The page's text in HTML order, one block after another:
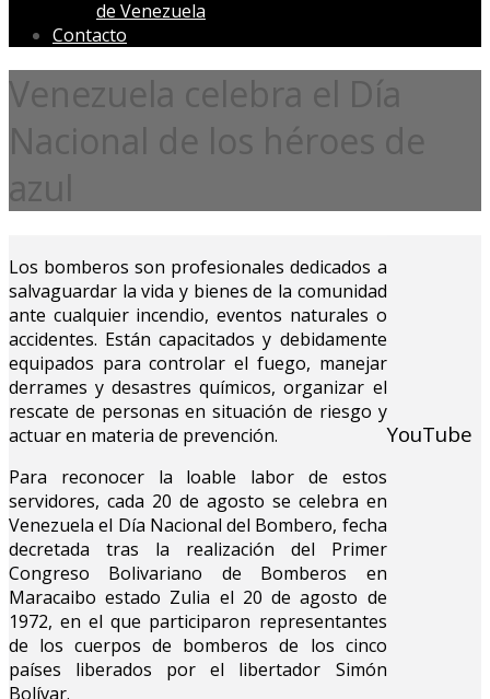
de Venezuela
Contacto
Venezuela celebra el Día
Nacional de los héroes de
azul
Los bomberos son profesionales dedicados a
salvaguardar la vida y bienes de la comunidad
ante cualquier incendio, eventos naturales o
accidentes. Están capacitados y debidamente
equipados para controlar el fuego, manejar
derrames y desastres químicos, organizar el
rescate de personas en situación de riesgo y
actuar en materia de prevención.
Para reconocer la loable labor de estos
servidores, cada 20 de agosto se celebra en
Venezuela el Día Nacional del Bombero, fecha
decretada tras la realización del Primer
Congreso Bolivariano de Bomberos en
Maracaibo estado Zulia el 20 de agosto de
1972, en el que participaron representantes
de los cuerpos de bomberos de los cinco
países liberados por el libertador Simón
Bolívar.
YouTube